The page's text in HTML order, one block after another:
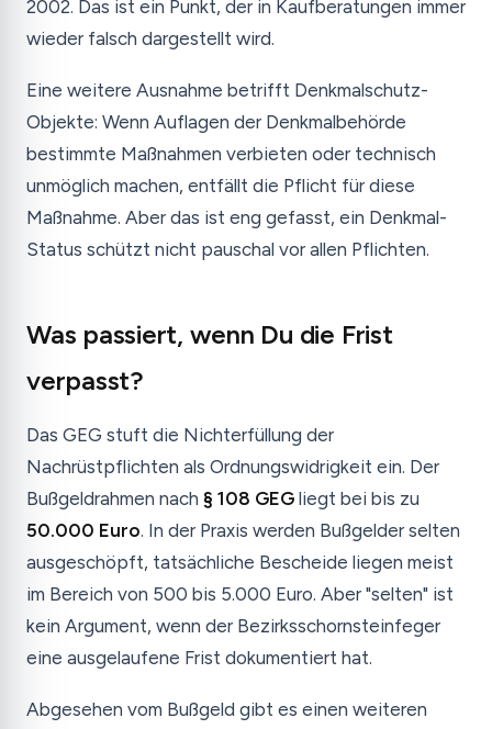
2002. Das ist ein Punkt, der in Kaufberatungen immer
wieder falsch dargestellt wird.
Eine weitere Ausnahme betrifft Denkmalschutz-
Objekte: Wenn Auflagen der Denkmalbehörde
bestimmte Maßnahmen verbieten oder technisch
unmöglich machen, entfällt die Pflicht für diese
Maßnahme. Aber das ist eng gefasst, ein Denkmal-
Status schützt nicht pauschal vor allen Pflichten.
Was passiert, wenn Du die Frist
verpasst?
Das GEG stuft die Nichterfüllung der
Nachrüstpflichten als Ordnungswidrigkeit ein. Der
Bußgeldrahmen nach § 108 GEG liegt bei bis zu
50.000 Euro. In der Praxis werden Bußgelder selten
ausgeschöpft, tatsächliche Bescheide liegen meist
im Bereich von 500 bis 5.000 Euro. Aber "selten" ist
kein Argument, wenn der Bezirksschornsteinfeger
eine ausgelaufene Frist dokumentiert hat.
Abgesehen vom Bußgeld gibt es einen weiteren